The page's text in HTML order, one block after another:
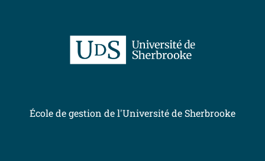
École de gestion de l'Université de Sherbrooke